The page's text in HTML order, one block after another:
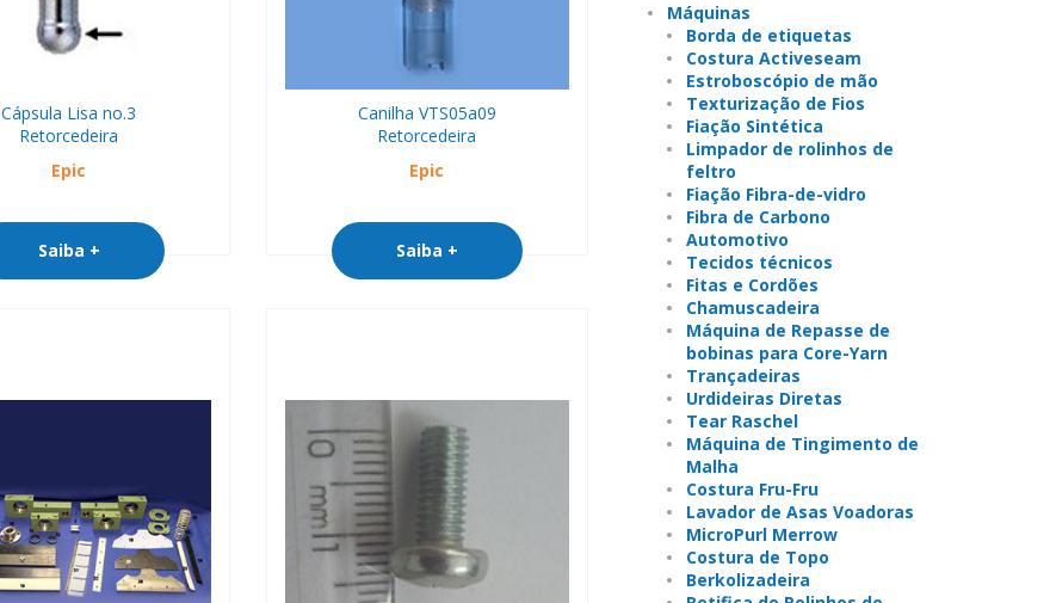
Cápsula Lisa no.3
Retorcedeira
Epic
Saiba +
Canilha VTS05a09
Retorcedeira
Epic
Saiba +
Máquinas
Borda de etiquetas
Costura Activeseam
Estroboscópio de mão
Texturização de Fios
Fiação Sintética
Limpador de rolinhos de
feltro
Fiação Fibra-de-vidro
Fibra de Carbono
Automotivo
Tecidos técnicos
Fitas e Cordões
Chamuscadeira
Máquina de Repasse de
bobinas para Core-Yarn
Trançadeiras
Urdideiras Diretas
Tear Raschel
Máquina de Tingimento de
Malha
Costura Fru-Fru
Lavador de Asas Voadoras
MicroPurl Merrow
Costura de Topo
Berkolizadeira